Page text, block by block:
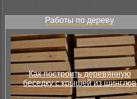
Работы по дереву
Как построить деревянную
беседку с крышей из шинглов